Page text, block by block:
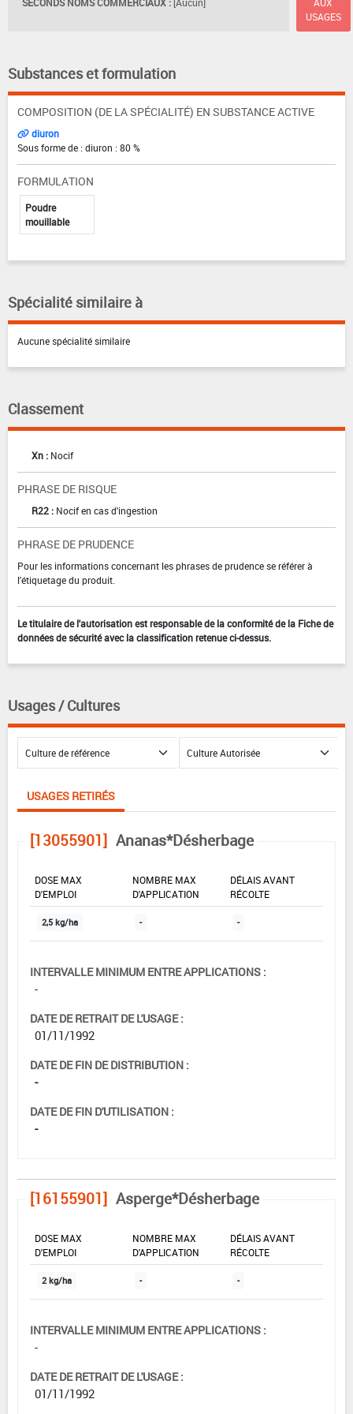
USAGES
Substances et formulation
COMPOSITION (DE LA SPÉCIALITÉ) EN SUBSTANCE ACTIVE
diuron
Sous forme de : diuron : 80 %
FORMULATION
Poudre
mouillable
Spécialité similaire à
Aucune spécialité similaire
Classement
Xn : Nocif
PHRASE DE RISQUE
R22 : Nocif en cas d'ingestion
PHRASE DE PRUDENCE
Pour les informations concernant les phrases de prudence se référer à
l'étiquetage du produit.
Le titulaire de l'autorisation est responsable de la conformité de la Fiche de
données de sécurité avec la classification retenue ci-dessus.
Usages / Cultures
USAGES RETIRÉS
[13055901] Ananas*Désherbage
DOSE MAX
D'EMPLOI
NOMBRE MAX
D'APPLICATION
DÉLAIS AVANT
RÉCOLTE
2,5 kg/ha - -
INTERVALLE MINIMUM ENTRE APPLICATIONS :
-
DATE DE RETRAIT DE L'USAGE :
01/11/1992
DATE DE FIN DE DISTRIBUTION :
-
DATE DE FIN D'UTILISATION :
-
[16155901] Asperge*Désherbage
DOSE MAX
D'EMPLOI
NOMBRE MAX
D'APPLICATION
DÉLAIS AVANT
RÉCOLTE
2 kg/ha - -
INTERVALLE MINIMUM ENTRE APPLICATIONS :
-
DATE DE RETRAIT DE L'USAGE :
01/11/1992